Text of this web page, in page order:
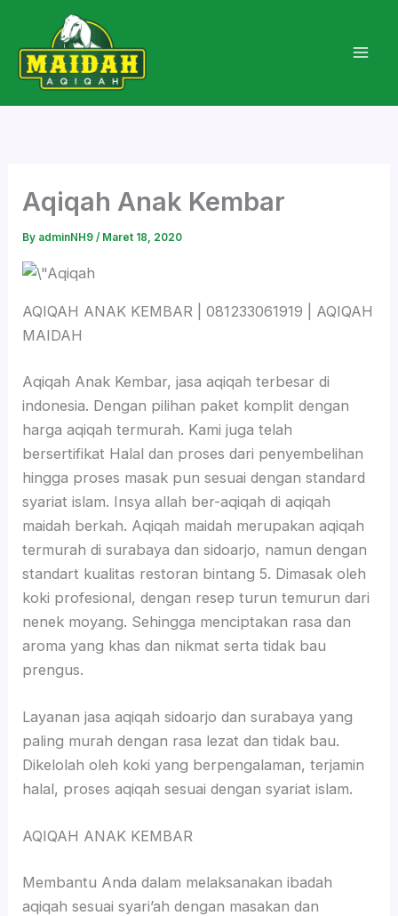
content
Aqiqah Anak Kembar
By adminNH9/ Maret 18, 2020
AQIQAH ANAK KEMBAR | 081233061919 | AQIQAH
MAIDAH
Aqiqah Anak Kembar, jasa aqiqah terbesar di
indonesia. Dengan pilihan paket komplit dengan
harga aqiqah termurah. Kami juga telah
bersertifikat Halal dan proses dari penyembelihan
hingga proses masak pun sesuai dengan standard
syariat islam. Insya allah ber-aqiqah di aqiqah
maidah berkah. Aqiqah maidah merupakan aqiqah
termurah di surabaya dan sidoarjo, namun dengan
standart kualitas restoran bintang 5. Dimasak oleh
koki profesional, dengan resep turun temurun dari
nenek moyang. Sehingga menciptakan rasa dan
aroma yang khas dan nikmat serta tidak bau
prengus.
Layanan jasa aqiqah sidoarjo dan surabaya yang
paling murah dengan rasa lezat dan tidak bau.
Dikelolah oleh koki yang berpengalaman, terjamin
halal, proses aqiqah sesuai dengan syariat islam.
AQIQAH ANAK KEMBAR
Membantu Anda dalam melaksanakan ibadah
aqiqah sesuai syari’ah dengan masakan dan